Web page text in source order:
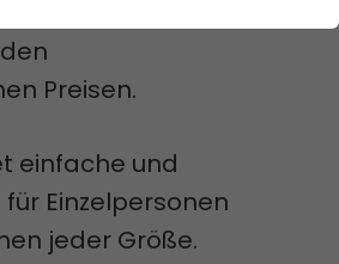
Preisen.
einfache und
Einzelpersonen
jeder Größe.